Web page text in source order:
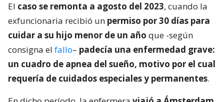
El caso se remonta a agosto del 2023, cuando la
exfuncionaria recibió un permiso por 30 días para
cuidar a su hijo menor de un año que -según
consigna el fallo– padecía una enfermedad grave:
un cuadro de apnea del sueño, motivo por el cual
requería de cuidados especiales y permanentes.